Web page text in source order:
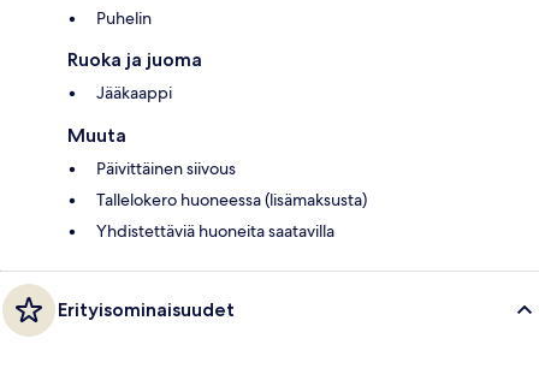
Puhelin
Ruoka ja juoma
Jääkaappi
Muuta
Päivittäinen siivous
Tallelokero huoneessa (lisämaksusta)
Yhdistettäviä huoneita saatavilla
Erityisominaisuudet